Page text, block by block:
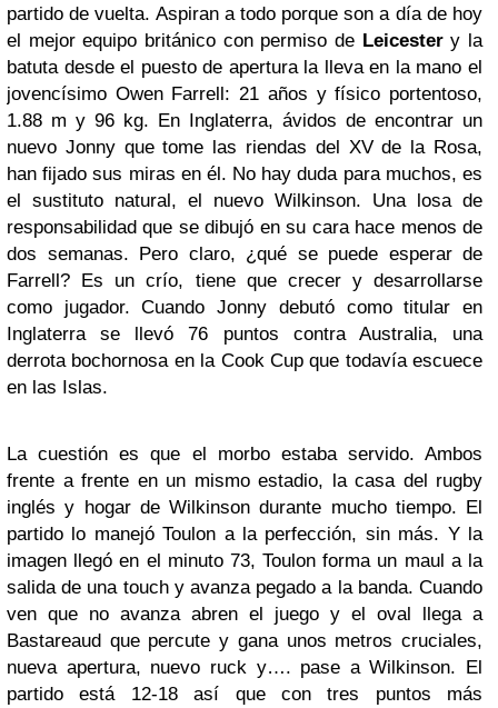
partido de vuelta. Aspiran a todo porque son a día de hoy
el mejor equipo británico con permiso de Leicestery la
batuta desde el puesto de apertura la lleva en la mano el
jovencísimo Owen Farrell: 21 años y físico portentoso,
1.88 m y 96 kg. En Inglaterra, ávidos de encontrar un
nuevo Jonny que tome las riendas del XV de la Rosa,
han fijado sus miras en él. No hay duda para muchos, es
el sustituto natural, el nuevo Wilkinson. Una losa de
responsabilidad que se dibujó en su cara hace menos de
dos semanas. Pero claro, ¿qué se puede esperar de
Farrell? Es un crío, tiene que crecer y desarrollarse
como jugador. Cuando Jonny debutó como titular en
Inglaterra se llevó 76 puntos contra Australia, una
derrota bochornosa en la Cook Cup que todavía escuece
en las Islas.
La cuestión es que el morbo estaba servido. Ambos
frente a frente en un mismo estadio, la casa del rugby
inglés y hogar de Wilkinson durante mucho tiempo. El
partido lo manejó Toulon a la perfección, sin más. Y la
imagen llegó en el minuto 73, Toulon forma un maul a la
salida de una touch y avanza pegado a la banda. Cuando
ven que no avanza abren el juego y el oval llega a
Bastareaud que percute y gana unos metros cruciales,
nueva apertura, nuevo ruck y…. pase a Wilkinson. El
partido está 12-18 así que con tres puntos más